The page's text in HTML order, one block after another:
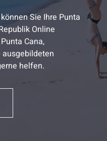
Sie Ihre Punta
Online
Cana,
helfen.